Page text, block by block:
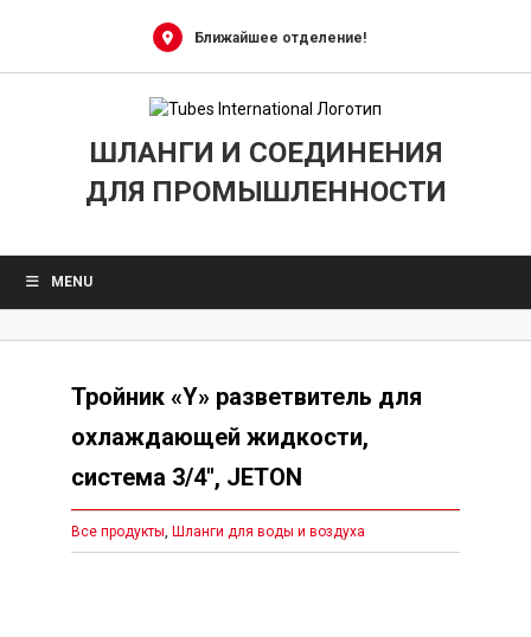
Ближайшее отделение!
ШЛАНГИ И СОЕДИНЕНИЯ
ДЛЯ ПРОМЫШЛЕННОСТИ
MENU
Тройник «Y» разветвитель для
охлаждающей жидкости,
система 3/4″, JETON
Все продукты, Шланги для воды и воздуха